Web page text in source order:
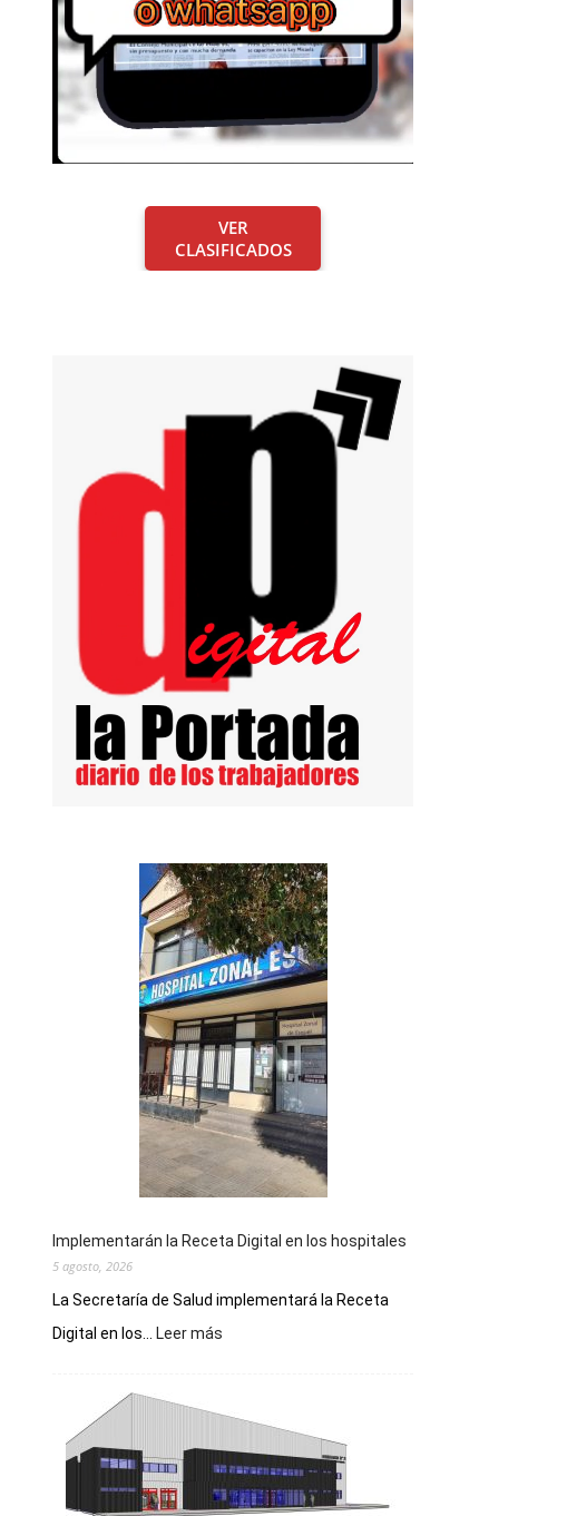
VER
CLASIFICADOS
Implementarán la Receta Digital en los hospitales
5 agosto, 2026
La Secretaría de Salud implementará la Receta
Digital en los...
Leer más
Digital
en
los
hospitales